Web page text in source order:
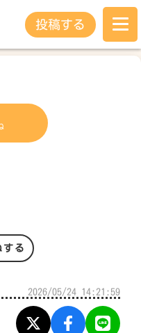
投稿する
する
2026/05/24 14:21:59